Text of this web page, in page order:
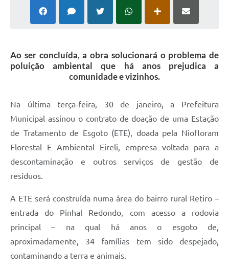
Ao ser concluída, a obra solucionará o problema de
poluição ambiental que há anos prejudica a
comunidade e vizinhos.
Na última terça-feira, 30 de janeiro, a Prefeitura
Municipal assinou o contrato de doação de uma Estação
de Tratamento de Esgoto (ETE), doada pela Niofloram
Florestal E Ambiental Eireli, empresa voltada para a
descontaminação e outros serviços de gestão de
resíduos.
A ETE será construída numa área do bairro rural Retiro –
entrada do Pinhal Redondo, com acesso a rodovia
principal – na qual há anos o esgoto de,
aproximadamente, 34 famílias tem sido despejado,
contaminando a terra e animais.